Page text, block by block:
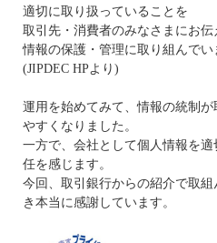
適切に取り扱っていることを
取引先・消費者のみなさまにお
情報の保護・管理に取り組んでい
(JIPDEC HPより)
運用を始めてみて、情報の統制
やすくなりました。
一方で、会社として個人情報を
任を感じます。
今回、取引銀行からの紹介で取
き本当に感謝しています。